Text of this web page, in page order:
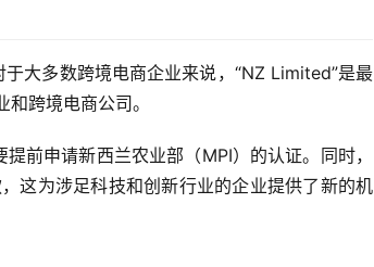
大多数跨境电商企业来说，“NZ Limited”是最
跨境电商公司。
前申请新西兰农业部（MPI）的认证。同时，
这为涉足科技和创新行业的企业提供了新的机